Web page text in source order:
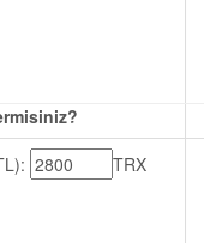
TRX